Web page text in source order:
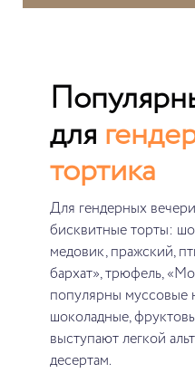
для
тортика
Для гендерных
бисквитные торты:
медовик, пражский,
бархат», трюфель,
популярны муссовые
шоколадные,
выступают легкой
десертам.